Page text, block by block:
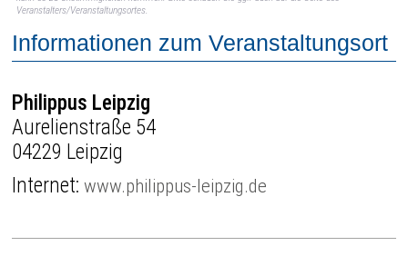
Veranstalters/Veranstaltungsortes.
Informationen zum Veranstaltungsort
Philippus Leipzig
Aurelienstraße 54
04229 Leipzig
Internet:www.philippus-leipzig.de